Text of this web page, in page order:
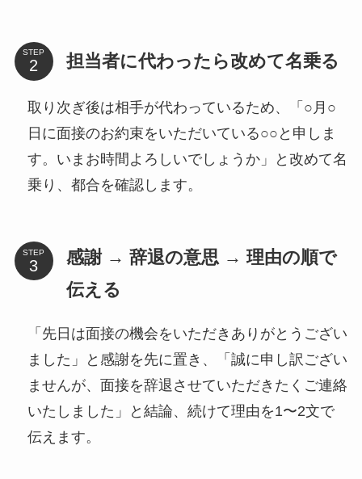
STEP 担当者に代わったら改めて名乗る
取り次ぎ後は相手が代わっているため、「○月○
日に面接のお約束をいただいている○○と申しま
す。いまお時間よろしいでしょうか」と改めて名
乗り、都合を確認します。
STEP
感謝 → 辞退の意思 → 理由の順で
伝える
「先日は面接の機会をいただきありがとうござい
ました」と感謝を先に置き、「誠に申し訳ござい
ませんが、面接を辞退させていただきたくご連絡
いたしました」と結論、続けて理由を1〜2文で
伝えます。